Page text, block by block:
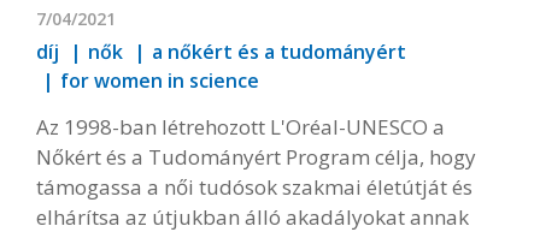
7/04/2021
díj nők
a nőkért és a tudományért
for women in science
Az 1998-ban létrehozott L'Oréal-UNESCO a
Nőkért és a Tudományért Program célja, hogy
támogassa a női tudósok szakmai életútját és
elhárítsa az útjukban álló akadályokat annak